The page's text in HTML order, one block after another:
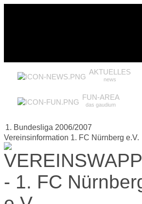
AKTUELLES
news
FUN-AREA
das gaudium
1. Bundesliga 2006/2007
Vereinsinformation 1. FC Nürnberg e.V.